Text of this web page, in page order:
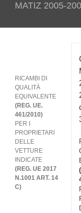
MATIZ 2005-
RICAMBI DI
QUALITÀ
EQUIVALENTE
(REG. UE.
461/2010)
PER I
PROPRIETARI
DELLE
VETTURE
INDICATE
(REG. UE 2017
N.1001 ART. 14
C)